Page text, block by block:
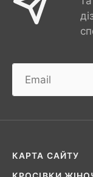
КАРТА САЙТУ